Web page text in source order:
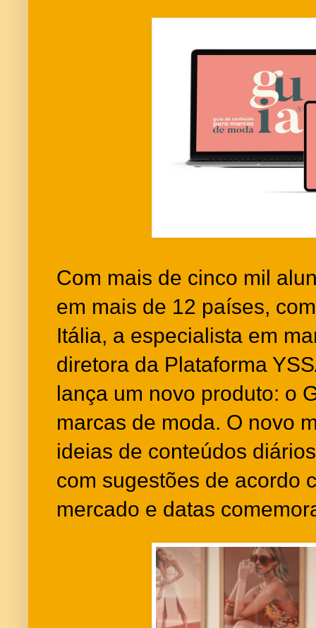
Com mais de cinco mil
em mais de 12 países,
Itália, a especialista em
diretora da Plataforma
lança um novo produto: o
marcas de moda. O novo
ideias de conteúdos
com sugestões de acordo
mercado e datas